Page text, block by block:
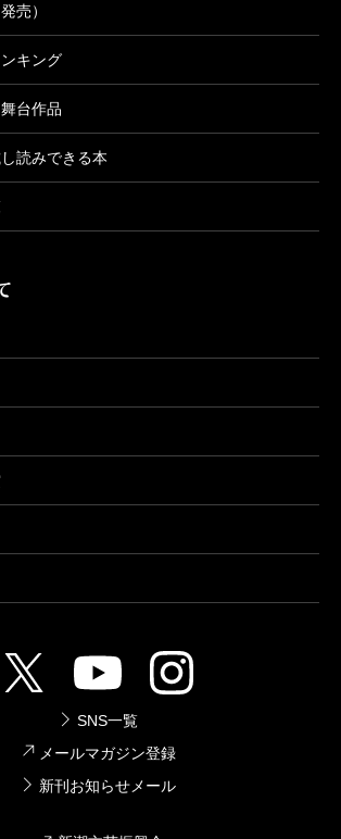
売）
キング
台作品
読みできる本
SNS一覧
メールマガジン登録
新刊お知らせメール